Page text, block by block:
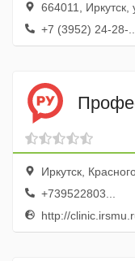
664011, Иркутск,
+7 (3952) 24-28-...
Иркутск,
+739522803...
http://